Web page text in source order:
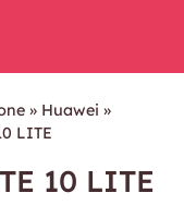
» Huawei »
LITE
10 LITE